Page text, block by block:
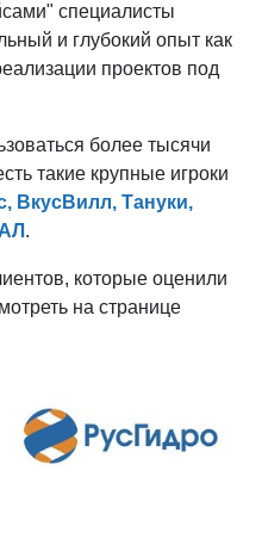
специалисты
и глубокий опыт как
проектов под
более тысячи
такие крупные игроки
ВкусВилл, Тануки,
.
которые оценили
на странице